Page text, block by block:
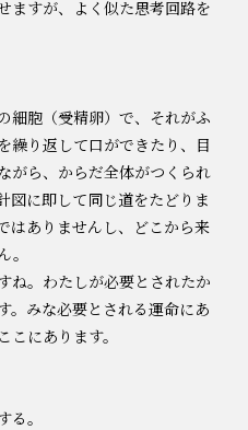
ますが、よく似た思考回路を
細胞（受精卵）で、それがふ
繰り返して口ができたり、目
がら、からだ全体がつくられ
図に即して同じ道をたどりま
はありませんし、どこから来
。
ね。わたしが必要とされたか
。みな必要とされる運命にあ
こにあります。
。